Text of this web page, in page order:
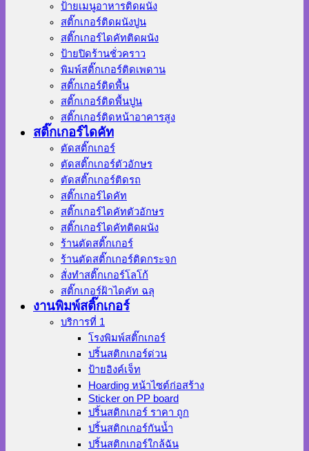
ป้ายเมนูอาหารติดผนัง
สติ๊กเกอร์ติดผนังปูน
สติ๊กเกอร์ไดคัทติดผนัง
ป้ายปิดร้านชั่วคราว
พิมพ์สติ๊กเกอร์ติดเพดาน
สติ๊กเกอร์ติดพื้น
สติ๊กเกอร์ติดพื้นปูน
สติ๊กเกอร์ติดหน้าอาคารสูง
สติ๊กเกอร์ไดคัท
ตัดสติ๊กเกอร์
ตัดสติ๊กเกอร์ตัวอักษร
ตัดสติ๊กเกอร์ติดรถ
สติ๊กเกอร์ไดคัท
สติ๊กเกอร์ไดคัทตัวอักษร
สติ๊กเกอร์ไดคัทติดผนัง
ร้านตัดสติ๊กเกอร์
ร้านตัดสติ๊กเกอร์ติดกระจก
สั่งทําสติ๊กเกอร์โลโก้
สติ๊กเกอร์ฝ้าไดคัท ฉลุ
งานพิมพ์สติ๊กเกอร์
บริการที่ 1
โรงพิมพ์สติ๊กเกอร์
ปริ้นสติกเกอร์ด่วน
ป้ายอิงค์เจ็ท
Hoarding หน้าไซต์ก่อสร้าง
Sticker on PP board
ปริ้นสติกเกอร์ ราคา ถูก
ปริ้นสติกเกอร์กันน้ำ
ปริ้นสติกเกอร์ใกล้ฉัน